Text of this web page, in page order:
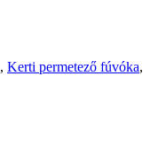
, Kerti permetező fúvóka,